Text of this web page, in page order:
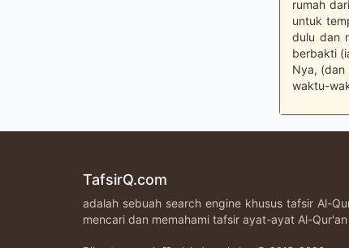
rumah
untuk
dulu dan
berbakti
Nya, (dan
waktu-
TafsirQ.com
adalah sebuah search engine khusus tafsir Al-
mencari dan memahami tafsir ayat-ayat Al-